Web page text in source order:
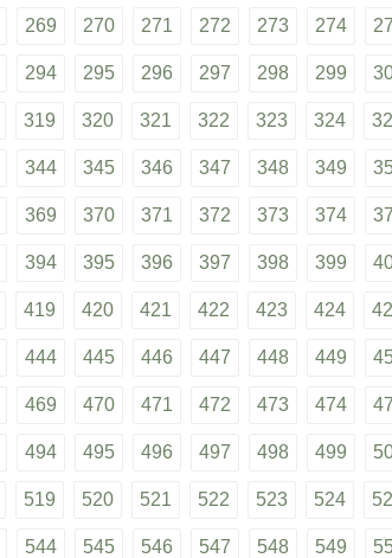
269 270 271 272 273 274
294 295 296 297 298 299
319 320 321 322 323 324
344 345 346 347 348 349
369 370 371 372 373 374
394 395 396 397 398 399
419 420 421 422 423 424
444 445 446 447 448 449
469 470 471 472 473 474
494 495 496 497 498 499
519 520 521 522 523 524
544 545 546 547 548 549